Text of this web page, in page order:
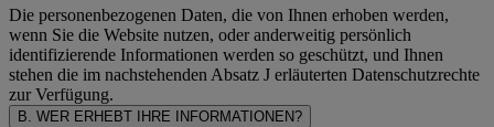
Die personenbezogenen Daten, die von Ihnen erhoben werden,
wenn Sie die Website nutzen, oder anderweitig persönlich
identifizierende Informationen werden so geschützt, und Ihnen
stehen die im nachstehendenAbsatz J erläuterten Datenschutzrechte
zur Verfügung.
B. WER ERHEBT IHRE INFORMATIONEN?